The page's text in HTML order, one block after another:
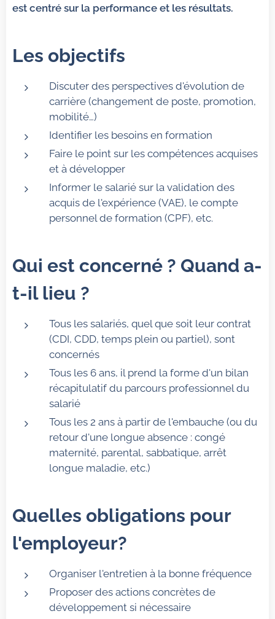
est centré sur la performance et les résultats.
Les objectifs
Discuter des perspectives d'évolution de
carrière (changement de poste, promotion,
mobilité…)
Identifier les besoins en formation
Faire le point sur les compétences acquises
et à développer
Informer le salarié sur la validation des
acquis de l'expérience (VAE), le compte
personnel de formation (CPF), etc.
Qui est concerné ? Quand a-
t-il lieu ?
Tous les salariés, quel que soit leur contrat
(CDI, CDD, temps plein ou partiel), sont
concernés
Tous les 6 ans, il prend la forme d'un bilan
récapitulatif du parcours professionnel du
salarié
Tous les 2 ans à partir de l'embauche (ou du
retour d'une longue absence : congé
maternité, parental, sabbatique, arrêt
longue maladie, etc.)
Quelles obligations pour
l'employeur?
Organiser l'entretien à la bonne fréquence
Proposer des actions concrètes de
développement si nécessaire